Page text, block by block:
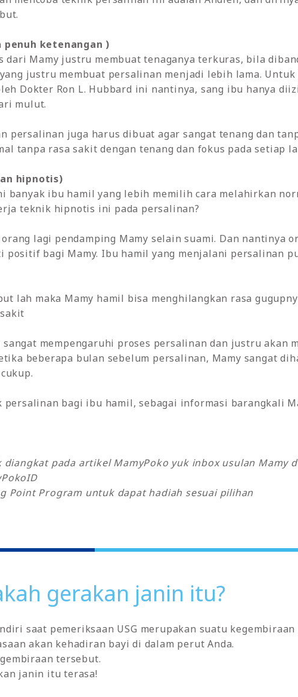
penuh ketenangan )
Mamy justru membuat tenaganya terkuras, bila
justru membuat persalinan menjadi lebih lama.
Dokter Ron L. Hubbard ini nantinya, sang ibu hanya
mulut.
persalinan juga harus dibuat agar sangat tenang dan
tanpa rasa sakit dengan tenang dan fokus pada setiap
hipnotis)
banyak ibu hamil yang lebih memilih cara melahirkan
teknik hipnotis ini pada persalinan?
lagi pendamping Mamy selain suami. Dan nantinya
positif bagi Mamy. Ibu hamil yang menjalani persalinan
lah maka Mamy hamil bisa menghilangkan rasa
mempengaruhi proses persalinan dan justru akan
beberapa bulan sebelum persalinan, Mamy sangat
bagi ibu hamil, sebagai informasi barangkali
pada artikel MamyPoko yuk inbox usulan Mamy
Point Program untuk dapat hadiah sesuai pilihan
gerakan janin itu?
saat pemeriksaan USG merupakan suatu
akan kehadiran bayi di dalam perut Anda.
tersebut.
janin itu terasa!